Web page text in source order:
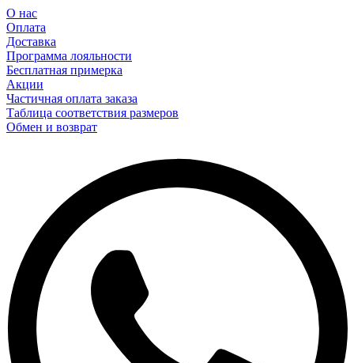
О нас
Оплата
Доставка
Программа лояльности
Бесплатная примерка
Акции
Частичная оплата заказа
Таблица соответствия размеров
Обмен и возврат